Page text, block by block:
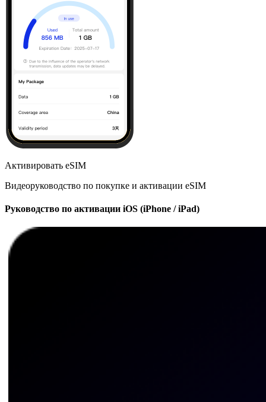
Активировать eSIM
Видеоруководство по покупке и активации eSIM
Руководство по активации iOS (iPhone / iPad)